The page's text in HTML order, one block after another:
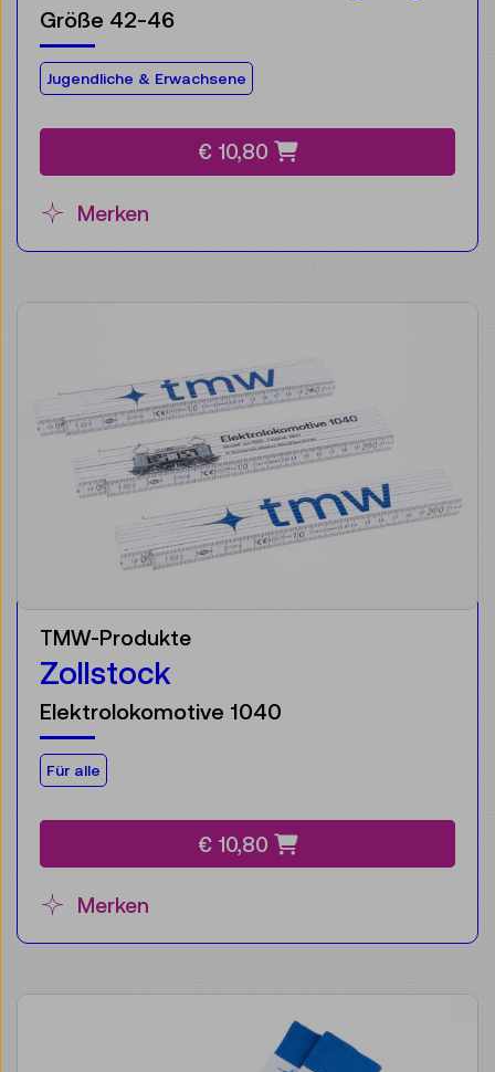
Größe 42-46
Für die Zielgruppe:
Jugendliche & Erwachsene
€ 10,80
Merken
TMW-Produkte
Zollstock
Elektrolokomotive 1040
Für die Zielgruppe:
Für alle
€ 10,80
Merken